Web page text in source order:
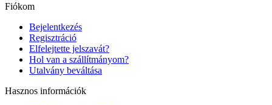
Fiókom
Bejelentkezés
Regisztráció
Elfelejtette jelszavát?
Hol van a szállítmányom?
Utalvány beváltása
Hasznos információk